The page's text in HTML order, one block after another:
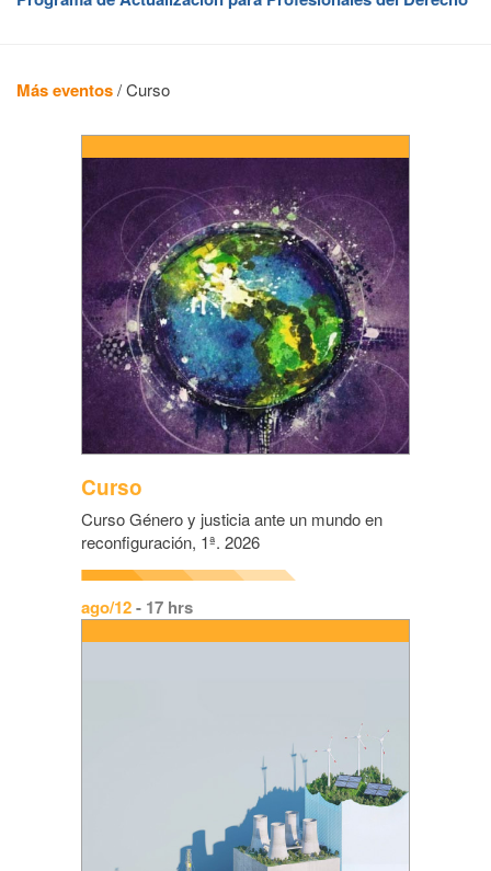
Más eventos/Curso
Curso
Curso Género y justicia ante un mundo en
reconfiguración, 1ª. 2026
ago/12- 17 hrs